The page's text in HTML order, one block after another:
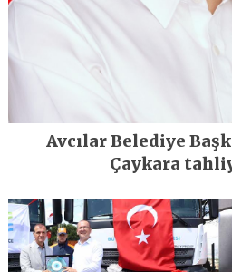
Avcılar Belediye
Çaykara